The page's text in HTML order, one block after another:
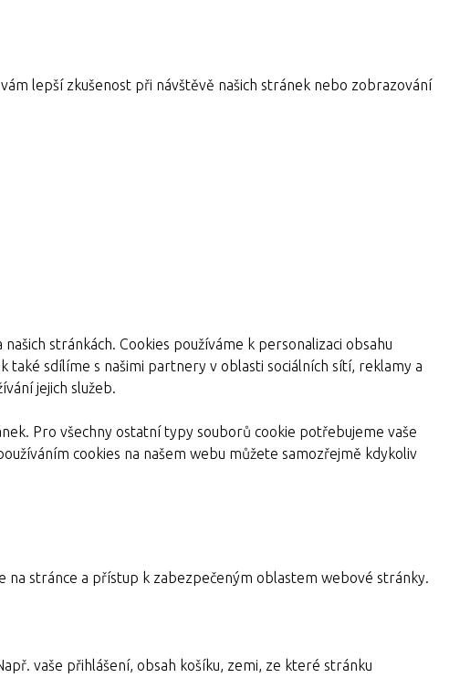
lepší zkušenost při návštěvě našich stránek nebo zobrazování
stránkách. Cookies používáme k personalizaci obsahu
také sdílíme s našimi partnery v oblasti sociálních sítí, reklamy a
jejich služeb.
Pro všechny ostatní typy souborů cookie potřebujeme vaše
cookies na našem webu můžete samozřejmě kdykoliv
na stránce a přístup k zabezpečeným oblastem webové stránky.
vaše přihlášení, obsah košíku, zemi, ze které stránku